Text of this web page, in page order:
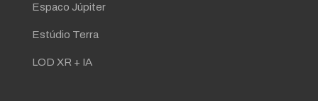
Espaco Júpiter
Estúdio Terra
LOD XR + IA